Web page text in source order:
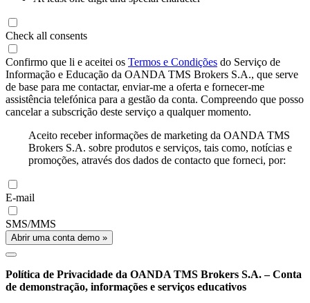
Check all consents
Confirmo que li e aceitei os Termos e Condições do Serviço de
Informação e Educação da OANDA TMS Brokers S.A., que serve
de base para me contactar, enviar-me a oferta e fornecer-me
assistência telefónica para a gestão da conta. Compreendo que posso
cancelar a subscrição deste serviço a qualquer momento.
Aceito receber informações de marketing da OANDA TMS
Brokers S.A. sobre produtos e serviços, tais como, notícias e
promoções, através dos dados de contacto que forneci, por:
E-mail
SMS/MMS
Abrir uma conta demo »
Política de Privacidade da OANDA TMS Brokers S.A. – Conta
de demonstração, informações e serviços educativos